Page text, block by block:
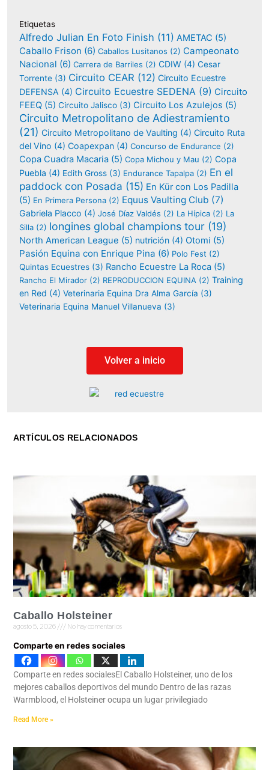
Etiquetas
Alfredo Julian En Foto Finish (11) AMETAC (5)
Caballo Frison (6) Caballos Lusitanos (2) Campeonato
Nacional (6) Carrera de Barriles (2) CDIW (4) Cesar
Torrente (3) Circuito CEAR (12) Circuito Ecuestre
DEFENSA (4) Circuito Ecuestre SEDENA (9) Circuito
FEEQ (5) Circuito Jalisco (3) Circuito Los Azulejos (5)
Circuito Metropolitano de Adiestramiento
(21) Circuito Metropolitano de Vaulting (4) Circuito Ruta
del Vino (4) Coapexpan (4) Concurso de Endurance (2)
Copa Cuadra Macaria (5) Copa Michou y Mau (2) Copa
Puebla (4) Edith Gross (3) Endurance Tapalpa (2) En el
paddock con Posada (15) En Kür con Los Padilla
(5) En Primera Persona (2) Equus Vaulting Club (7)
Gabriela Placco (4) José Díaz Valdés (2) La Hípica (2) La
Silla (2) longines global champions tour (19)
North American League (5) nutrición (4) Otomi (5)
Pasión Equina con Enrique Pina (6) Polo Fest (2)
Quintas Ecuestres (3) Rancho Ecuestre La Roca (5)
Rancho El Mirador (2) REPRODUCCION EQUINA (2) Training
en Red (4) Veterinaria Equina Dra Alma García (3)
Veterinaria Equina Manuel Villanueva (3)
Volver a inicio
ARTÍCULOS RELACIONADOS
Caballo Holsteiner
agosto 5, 2026
No hay comentarios
Comparte en redes sociales
Comparte en redes socialesEl Caballo Holsteiner, uno de los
mejores caballos deportivos del mundo Dentro de las razas
Warmblood, el Holsteiner ocupa un lugar privilegiado
Read More »